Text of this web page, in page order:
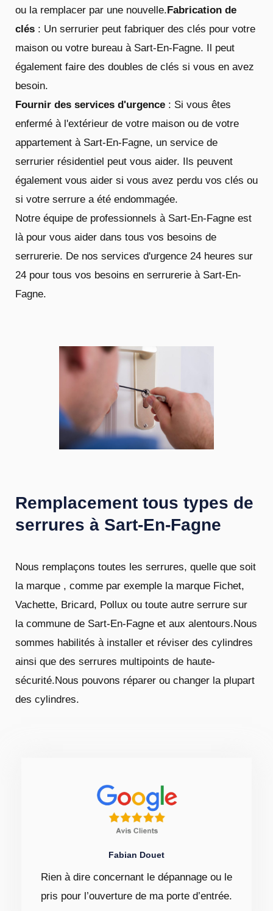
ou la remplacer par une nouvelle.Fabrication de
clés : Un serrurier peut fabriquer des clés pour votre
maison ou votre bureau à Sart-En-Fagne. Il peut
également faire des doubles de clés si vous en avez
besoin.
Fournir des services d'urgence : Si vous êtes
enfermé à l'extérieur de votre maison ou de votre
appartement à Sart-En-Fagne, un service de
serrurier résidentiel peut vous aider. Ils peuvent
également vous aider si vous avez perdu vos clés ou
si votre serrure a été endommagée.
Notre équipe de professionnels à Sart-En-Fagne est
là pour vous aider dans tous vos besoins de
serrurerie. De nos services d'urgence 24 heures sur
24 pour tous vos besoins en serrurerie à Sart-En-
Fagne.
Remplacement tous types de
serrures à Sart-En-Fagne
Nous remplaçons toutes les serrures, quelle que soit
la marque , comme par exemple la marque Fichet,
Vachette, Bricard, Pollux ou toute autre serrure sur
la commune de Sart-En-Fagne et aux alentours.Nous
sommes habilités à installer et réviser des cylindres
ainsi que des serrures multipoints de haute-
sécurité.Nous pouvons réparer ou changer la plupart
des cylindres.
Fabian Douet
Rien à dire concernant le dépannage ou le
pris pour l’ouverture de ma porte d’entrée.